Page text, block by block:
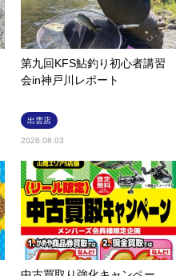
第九回KFS鮎釣り初心者講習
会in神戸川レポート
出雲店
2026.08.03